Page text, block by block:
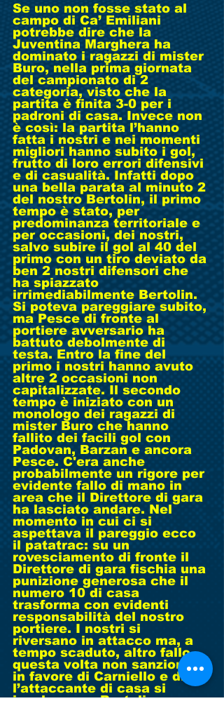
Se uno non fosse stato al
campo di Ca’ Emiliani
potrebbe dire che la
Juventina Marghera ha
dominato i ragazzi di mister
Buro, nella prima giornata
del campionato di 2
categoria, visto che la
partita è finita 3-0 per i
padroni di casa. Invece non
è così: la partita l’hanno
fatta i nostri e nei momenti
migliori hanno subito i gol,
frutto di loro errori difensivi
e di casualità. Infatti dopo
una bella parata al minuto 2
del nostro Bertolin, il primo
tempo è stato, per
predominanza territoriale e
per occasioni, dei nostri,
salvo subire il gol al 40 del
primo con un tiro deviato da
ben 2 nostri difensori che
ha spiazzato
irrimediabilmente Bertolin.
Si poteva pareggiare subito,
ma Pesce di fronte al
portiere avversario ha
battuto debolmente di
testa. Entro la fine del
primo i nostri hanno avuto
altre 2 occasioni non
capitalizzate. Il secondo
tempo è iniziato con un
monologo dei ragazzi di
mister Buro che hanno
fallito dei facili gol con
Padovan, Barzan e ancora
Pesce. C'era anche
probabilmente un rigore per
evidente fallo di mano in
area che il Direttore di gara
ha lasciato andare. Nel
momento in cui ci si
aspettava il pareggio ecco
il patatrac: su un
rovesciamento di fronte il
Direttore di gara fischia una
punizione generosa che il
numero 10 di casa
trasforma con evidenti
responsabilità del nostro
portiere. I nostri si
riversano in attacco ma, a
tempo scaduto, altro fallo
questa volta non sanzionato
in favore di Carniello e di
l’attaccante di casa si
invola verso Bertolin e non